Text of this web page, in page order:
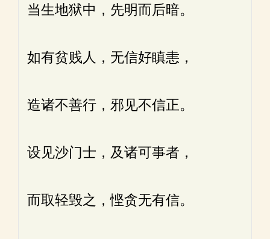
当生地狱中，先明而后暗。
如有贫贱人，无信好瞋恚，
造诸不善行，邪见不信正。
设见沙门士，及诸可事者，
而取轻毁之，悭贪无有信。